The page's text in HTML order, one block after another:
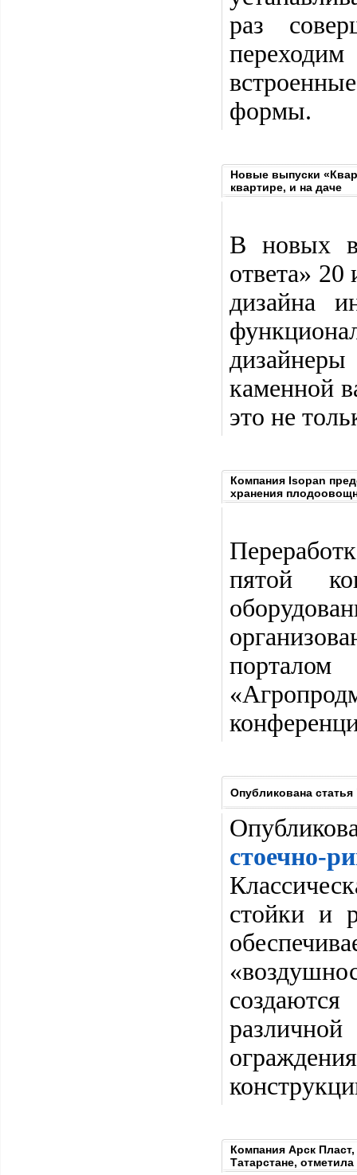
раз
формы.
Новые выпуски
квартире, и на даче
В новых
ответа» 20
дизайна
каменной
это не
Компания Isopan
хранения
пятой
Опубликована
стоечно-
стойки и
Компания Арск
Татарстане,